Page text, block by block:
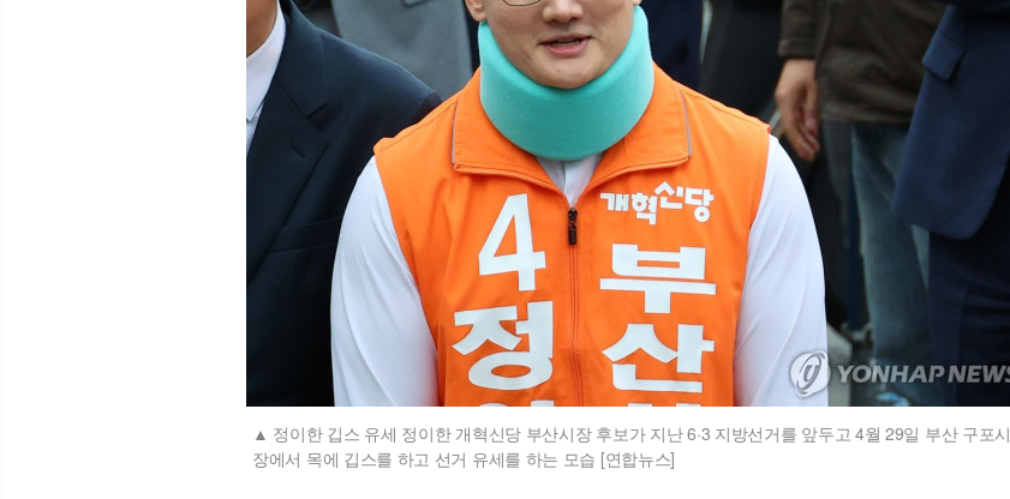
정이한 깁스 유세 정이한 개혁신당 부산시장 후보가 지난 6·3 지방선거를 앞두고 4월 29일 부산 구포시
장에서 목에 깁스를 하고 선거 유세를 하는 모습 [연합뉴스]